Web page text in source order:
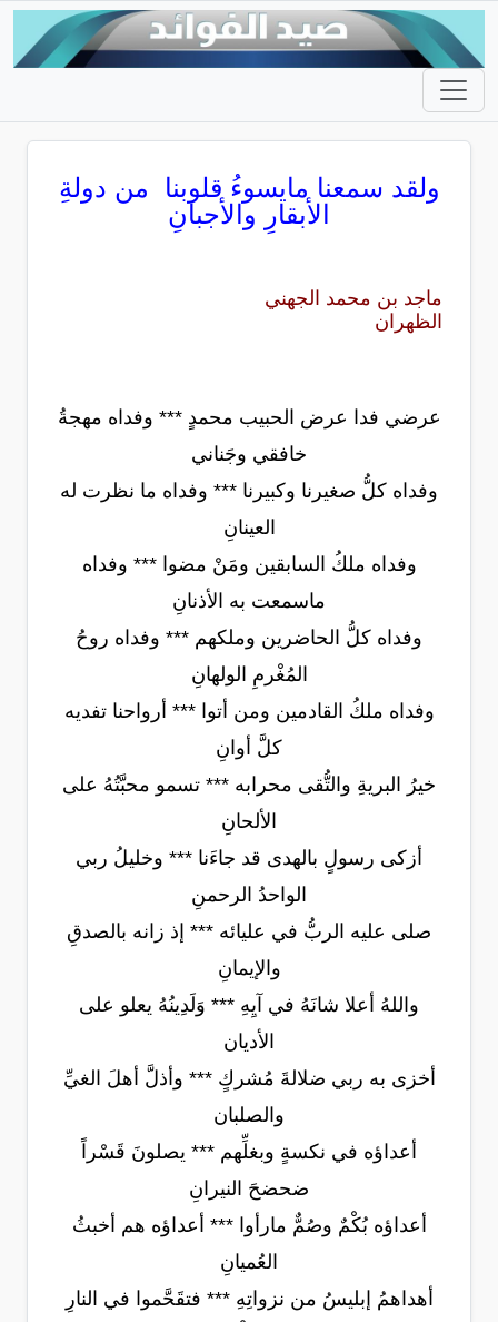
ولقد سمعنا مايسوءُ قلوبنا من دولةِ
الأبقارِ والأجبانِ
ماجد بن محمد الجهني
الظهران
عرضي فدا عرض الحبيب محمدٍ *** وفداه مهجةُ
خافقي وجَناني
وفداه كلُّ صغيرنا وكبيرنا *** وفداه ما نظرت له
العينانِ
وفداه ملكُ السابقين ومَنْ مضوا *** وفداه
ماسمعت به الأذنانِ
وفداه كلُّ الحاضرين وملكهم *** وفداه روحُ
المُغْرمِ الولهانِ
وفداه ملكُ القادمين ومن أتوا *** أرواحنا تفديه
كلَّ أوانِ
خيرُ البريةِ والتُّقى محرابه *** تسمو محبَّتُهُ على
الألحانِ
أزكى رسولٍ بالهدى قد جاءَنا *** وخليلُ ربي
الواحدُ الرحمنِ
صلى عليه الربُّ في عليائه *** إذ زانه بالصدقِ
والإيمانِ
واللهُ أعلا شانَهُ في آيِهِ *** وَلَدِينُهُ يعلو على
الأديان
أخزى به ربي ضلالةَ مُشركٍ *** وأذلَّ أهلَ الغيِّ
والصلبان
أعداؤه في نكسةٍ وبغلِّهم *** يصلونَ قَسْراً
ضحضحَ النيرانِ
أعداؤه بُكْمٌ وصُمٌّ مارأوا *** أعداؤه هم أخبثُ
العُميانِ
أهداهمُ إبليسُ من نزواتِهِ *** فتقَحَّموا في النارِ